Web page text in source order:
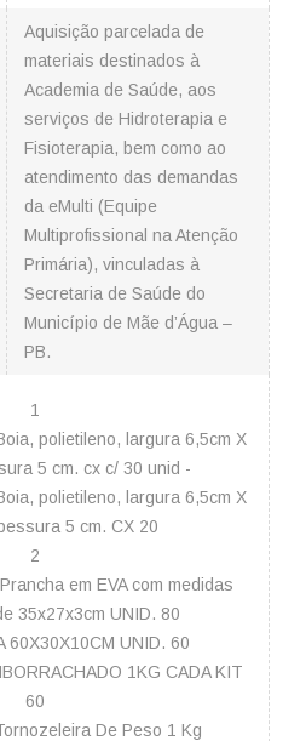
Aquisição parcelada de
materiais destinados à
Academia de Saúde, aos
serviços de Hidroterapia e
Fisioterapia, bem como ao
atendimento das demandas
da eMulti (Equipe
Multiprofissional na Atenção
Primária), vinculadas à
Secretaria de Saúde do
Município de Mãe d’Água –
PB.
1
polietileno, largura 6,5cm X
5 cm. cx c/ 30 unid -
polietileno, largura 6,5cm X
5 cm. CX 20
2
em EVA com medidas
35x27x3cm UNID. 80
60X30X10CM UNID. 60
1KG CADA KIT
60
De Peso 1 Kg